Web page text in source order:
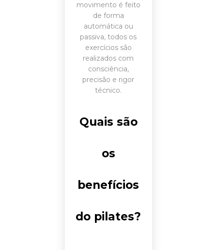
movimento é feito
de forma
automática ou
passiva, todos os
exercícios são
realizados com
consciência,
precisão e rigor
técnico.
Quais são
os
benefícios
do pilates?